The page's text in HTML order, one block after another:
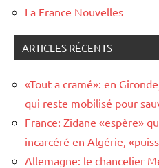
La France Nouvelles
ARTICLES RÉCENTS
«Tout a cramé»: en
qui reste mobilisé pour
France: Zidane «espère»
incarcéré en Algérie,
Allemagne: le chancelier